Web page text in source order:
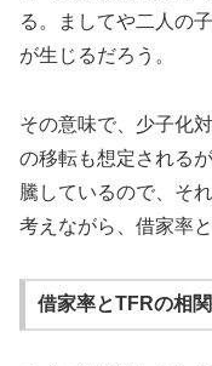
る。ましてや二人の
が生じるだろう。
その意味で、少子化
の移転も想定される
騰しているので、そ
考えながら、借家率
借家率とTFRの相